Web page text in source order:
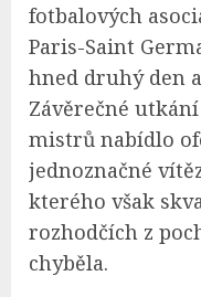
fotbalových
Paris-Saint
hned druhý den
Závěrečné
mistrů nabídlo
jednoznačné
kterého však
rozhodčích z
chyběla.